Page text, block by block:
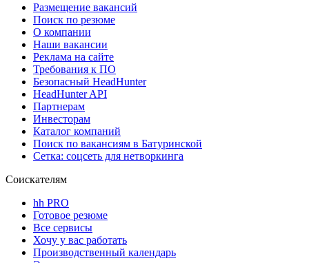
Размещение вакансий
Поиск по резюме
О компании
Наши вакансии
Реклама на сайте
Требования к ПО
Безопасный HeadHunter
HeadHunter API
Партнерам
Инвесторам
Каталог компаний
Поиск по вакансиям в Батуринской
Сетка: соцсеть для нетворкинга
Соискателям
hh PRO
Готовое резюме
Все сервисы
Хочу у вас работать
Производственный календарь